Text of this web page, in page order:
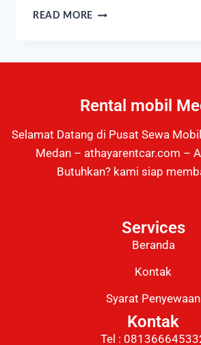
READ MORE
Rental mobil
Selamat Datang di Pusat Sewa
Medan – athayarentcar.com –
Butuhkan? kami siap
Services
Beranda
Kontak
Syarat Penyewaan
Kontak
Tel :